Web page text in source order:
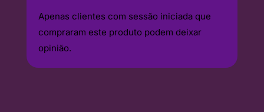
Apenas clientes com sessão iniciada que
compraram este produto podem deixar
opinião.